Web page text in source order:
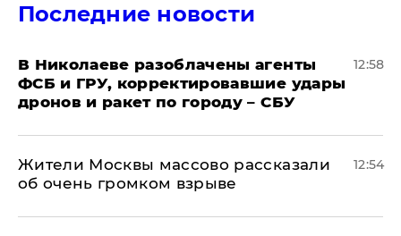
Последние новости
В Николаеве разоблачены агенты
ФСБ и ГРУ, корректировавшие удары
дронов и ракет по городу – СБУ
12:58
Жители Москвы массово рассказали
об очень громком взрыве
12:54